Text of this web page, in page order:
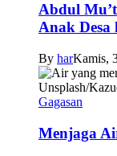
Abdul
Anak Desa
By harKamis,
Gagasan
Menjaga